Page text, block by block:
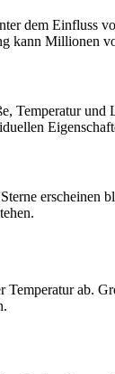
dem
kann Millionen
und
ab.